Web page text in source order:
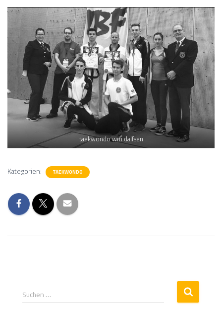
taekwondo wm dalfsen
Kategorien: TAEKWONDO
Suchen …